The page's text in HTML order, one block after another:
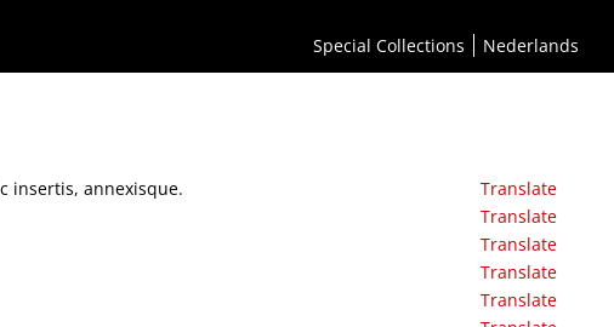
Special Collections Nederlands
insertis, annexisque.
Translate
Translate
Translate
Translate
Translate